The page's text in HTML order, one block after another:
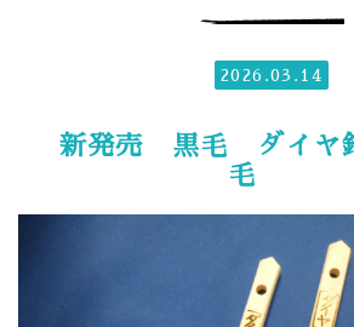
2026.03.14
新発売 黒毛 ダイヤ
毛